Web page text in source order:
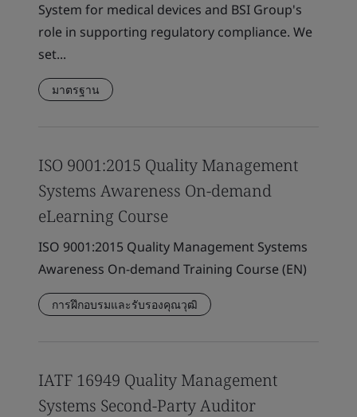
System for medical devices and BSI Group's
role in supporting regulatory compliance. We
set...
มาตรฐาน
ISO 9001:2015 Quality Management
Systems Awareness On-demand
eLearning Course
ISO 9001:2015 Quality Management Systems
Awareness On-demand Training Course (EN)
การฝึกอบรมและรับรองคุณวุฒิ
IATF 16949 Quality Management
Systems Second-Party Auditor